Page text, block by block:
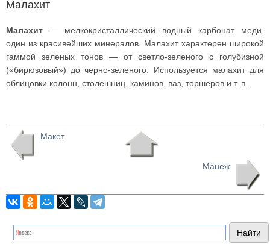
Малахит
Малахит — мелкокристаллический водный карбонат меди,
один из красивейших минералов. Малахит характерен широкой
гаммой зеленых тонов — от светло-зеленого с голубизной
(«бирюзовый») до черно-зеленого. Используется малахит для
облицовки колонн, столешниц, каминов, ваз, торшеров и т. п.
Макет
Манеж